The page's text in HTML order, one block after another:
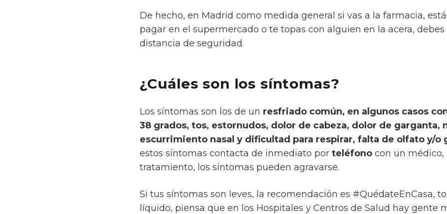
De hecho, en Madrid como medida general si vas a la farmacia,
pagar en el supermercado o te topas con alguien en la acera,
distancia de seguridad.
¿Cuáles son los síntomas?
Los síntomas son los de un resfriado común, en algunos casos
38 grados, tos, estornudos, dolor de cabeza, dolor de garganta,
escurrimiento nasal y dificultad para respirar, falta de olfato y/o
estos síntomascontacta de inmediato porteléfono con un médico
tratamiento, los síntomas pueden agravarse.
Si tus síntomas son leves, la recomendación es #QuédateEnCasa,
líquido, piensa que en los Hospitales y Centros de Salud hay gente